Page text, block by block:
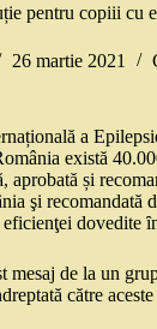
pentru copiii cu
26 martie 2021
a
există
aprobată și
şi recomandată
dovedite
mesaj de la un
către